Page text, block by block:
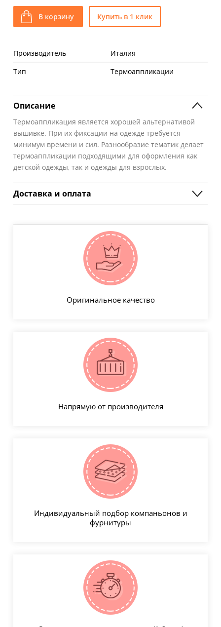
В корзину Купить в 1 клик
Производитель
Италия
Тип
Термоаппликации
Описание
Термоаппликация является хорошей альтернативой
вышивке. При их фиксации на одежде требуется
минимум времени и сил. Разнообразие тематик делает
термоаппликации подходящими для оформления как
детской одежды, так и одежды для взрослых.
Доставка и оплата
Оригинальное качество
Напрямую от производителя
Индивидуальный подбор компаньонов и
фурнитуры